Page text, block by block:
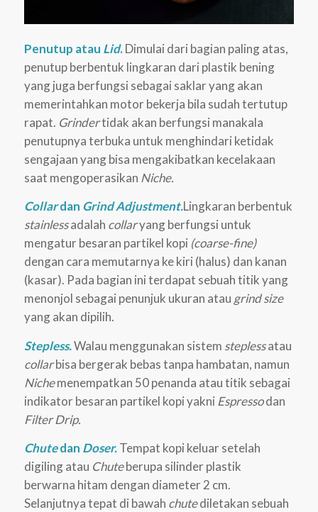
Penutup atau Lid.Dimulai dari bagian paling atas,
penutup berbentuk lingkaran dari plastik bening
yang juga berfungsi sebagai saklar yang akan
memerintahkan motor bekerja bila sudah tertutup
rapat. Grindertidak akan berfungsi manakala
penutupnya terbuka untuk menghindari ketidak
sengajaan yang bisa mengakibatkan kecelakaan
saat mengoperasikan Niche.
Collardan Grind Adjustment.Lingkaran berbentuk
stainlessadalah collaryang berfungsi untuk
mengatur besaran partikel kopi (coarse-fine)
dengan cara memutarnya ke kiri (halus) dan kanan
(kasar). Pada bagian ini terdapat sebuah titik yang
menonjol sebagai penunjuk ukuran atau grind size
yang akan dipilih.
Stepless.Walau menggunakan sistem steplessatau
collarbisa bergerak bebas tanpa hambatan, namun
Nichemenempatkan 50 penanda atau titik sebagai
indikator besaran partikel kopi yakni Espressodan
Filter Drip.
Chutedan Doser.Tempat kopi keluar setelah
digiling atau Chuteberupa silinder plastik
berwarna hitam dengan diameter 2 cm.
Selanjutnya tepat di bawah chutediletakan sebuah